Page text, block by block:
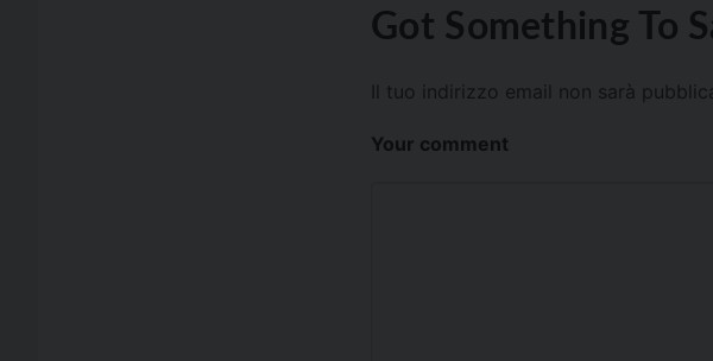
Got Something To
Il tuo indirizzo email non sarà
Your comment